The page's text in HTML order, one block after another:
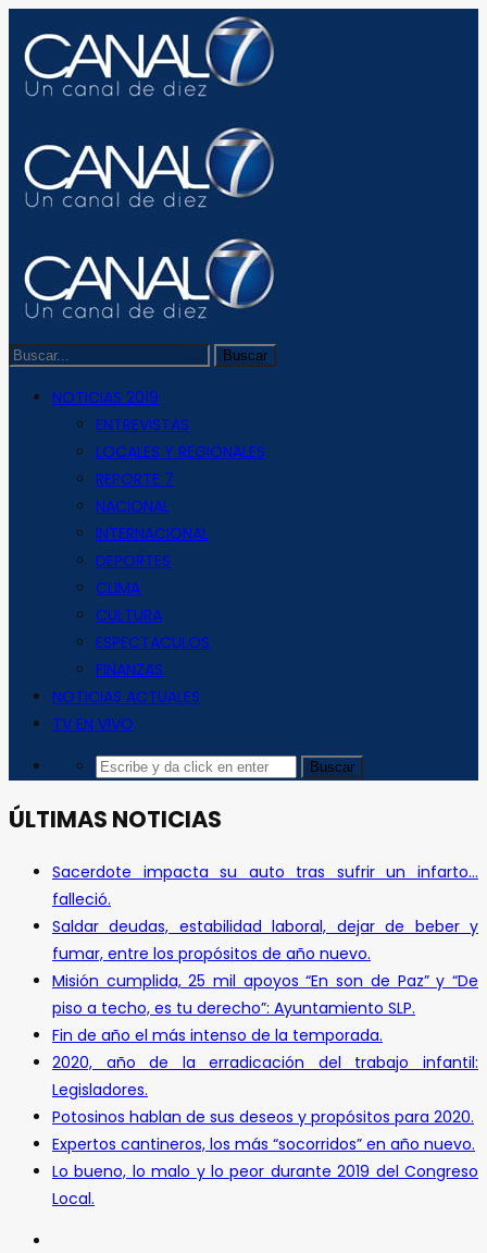
NOTICIAS 2019
ENTREVISTAS
LOCALES Y REGIONALES
REPORTE 7
NACIONAL
INTERNACIONAL
DEPORTES
CLIMA
CULTURA
ESPECTACULOS
FINANZAS
NOTICIAS ACTUALES
TV EN VIVO
ÚLTIMAS NOTICIAS
Sacerdote impacta su auto tras sufrir un infarto…
falleció.
Saldar deudas, estabilidad laboral, dejar de beber y
fumar, entre los propósitos de año nuevo.
Misión cumplida, 25 mil apoyos “En son de Paz” y “De
piso a techo, es tu derecho”: Ayuntamiento SLP.
Fin de año el más intenso de la temporada.
2020, año de la erradicación del trabajo infantil:
Legisladores.
Potosinos hablan de sus deseos y propósitos para 2020.
Expertos cantineros, los más “socorridos” en año nuevo.
Lo bueno, lo malo y lo peor durante 2019 del Congreso
Local.